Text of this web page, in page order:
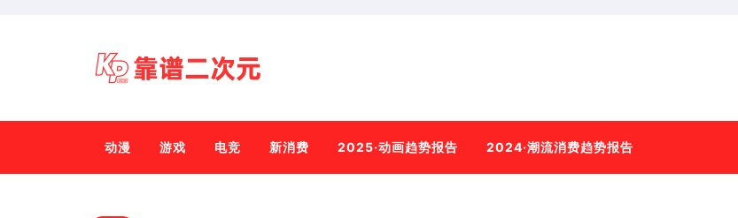
动漫 游戏 电竞 新消费 2025·动画趋势报告 2024·潮流消费趋势报告